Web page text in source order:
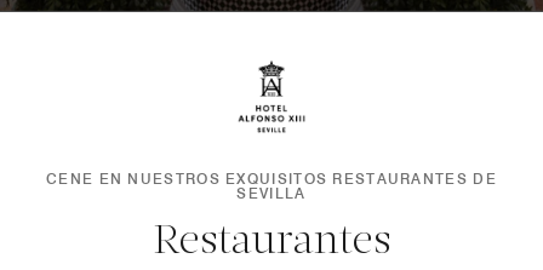
CENE EN NUESTROS EXQUISITOS RESTAURANTES DE
SEVILLA
Restaurantes